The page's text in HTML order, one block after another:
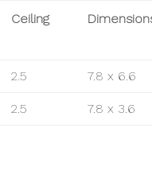
Ceiling
2.5 7.8 x 6.6
2.5 7.8 x 3.6